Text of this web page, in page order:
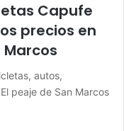
Capufe
precios en
autos,
peaje de San Marcos